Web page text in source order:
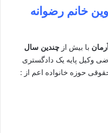
خانم رضوانه
با بیش از چندین سال
وکیل پایه یک دادگستری
حوزه خانواده اعم از :